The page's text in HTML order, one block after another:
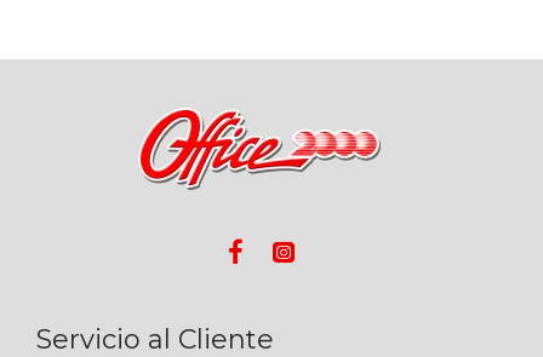
Servicio al Cliente